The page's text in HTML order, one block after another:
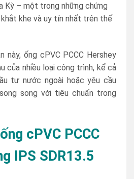
Kỳ – một trong những chứng
khe và uy tín nhất trên thế
này, ống cPVC PCCC Hershey
của nhiều loại công trình, kể cả
tư nước ngoài hoặc yêu cầu
song với tiêu chuẩn trong
cPVC PCCC
IPS SDR13.5